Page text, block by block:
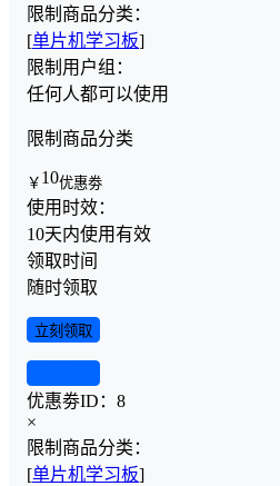
限制商品分类：
[单片机学习板]
限制用户组：
任何人都可以使用
限制商品分类
￥ 10优惠劵
使用时效：
10天内使用有效
领取时间
随时领取
立刻领取
优惠劵ID： 8
×
限制商品分类：
[单片机学习板]